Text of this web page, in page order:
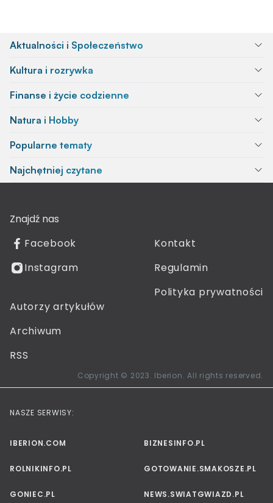
Aktualności i Społeczeństwo
Kultura i rozrywka
Finanse i życie codzienne
Natura i Hobby
Popularne tematy
Najchętniej czytane
Znajdź nas
Facebook
Instagram
Kontakt
Regulamin
Polityka prywatności
Autorzy artykułów
Archiwum
RSS
Copyright © 2023. Iberion. All rights reserved.
NASZE SERWISY:
IBERION.COM BIZNESINFO.PL
ROLNIKINFO.PL GOTOWANIE.SMAKOSZE.PL
GONIEC.PL NEWS.SWIATGWIAZD.PL